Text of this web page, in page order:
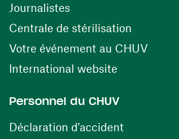
Journalistes
Centrale de stérilisation (ouvre
Votre événement au CHUV
International website
Personnel du CHUV
Déclaration d'accident